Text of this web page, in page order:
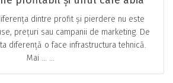
respiră
dintre profit și pierdere nu este
prețuri sau campanii de marketing. De
diferență o face infrastructura tehnică.
Mai … ...